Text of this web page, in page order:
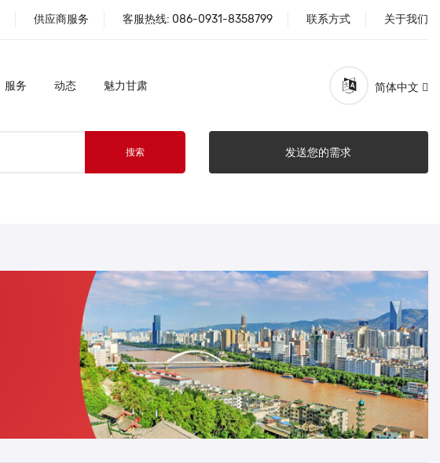
供应商服务 客服热线: 086-0931-8358799 联系方式 关于我们
服务 动态 魅力甘肃 简体中文
搜索 发送您的需求